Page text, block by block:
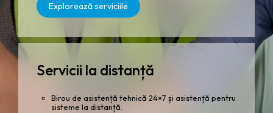
Explorează serviciile
Servicii la distanță
Birou de asistență tehnică 24×7 și asistență pentru
sisteme la distanță.